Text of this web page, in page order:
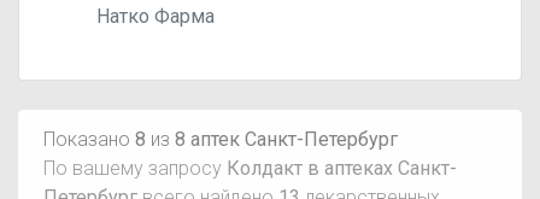
Натко Фарма
Показано 8 из 8 аптек Санкт-Петербург
По вашему запросу Колдакт в аптеках Санкт-